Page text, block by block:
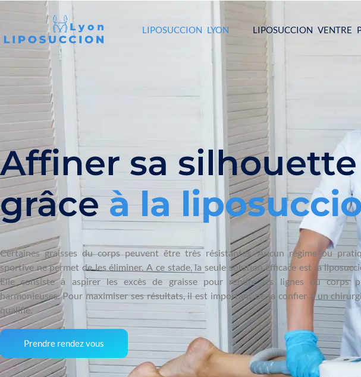
LIPOSUCCION LYON LIPOSUCCION VENTRE
Affiner sa silhouette
grâce à la liposucci
Certaines graisses du corps peuvent être très résistantes. Aucun régime ou
sportive ne permet de les éliminer. A ce stade, la seule solution efficace est la
Elle consiste à aspirer les excès de graisse pour rendre les lignes du corps
harmonieuses. Pour maximiser ses résultats, il est important de la confier à un
qualifié.
Prendre rendez vous